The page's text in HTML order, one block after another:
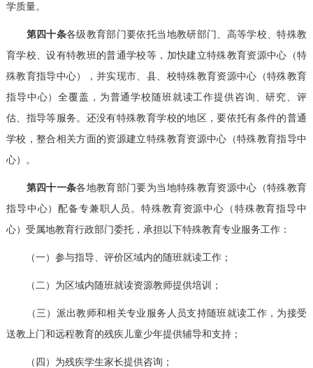
学质量。
第四十条各级教育部门要依托当地教研部门、高等学校、特殊教
育学校、设有特教班的普通学校等，加快建立特殊教育资源中心（特
殊教育指导中心），并实现市、县、校特殊教育资源中心（特殊教育
指导中心）全覆盖，为普通学校随班就读工作提供咨询、研究、评
估、指导等服务。还没有特殊教育学校的地区，要依托有条件的普通
学校，整合相关方面的资源建立特殊教育资源中心（特殊教育指导中
心）。
第四十一条各地教育部门要为当地特殊教育资源中心（特殊教育
指导中心）配备专兼职人员。特殊教育资源中心（特殊教育指导中
心）受属地教育行政部门委托，承担以下特殊教育专业服务工作：
（一）参与指导、评价区域内的随班就读工作；
（二）为区域内随班就读资源教师提供培训；
（三）派出教师和相关专业服务人员支持随班就读工作，为接受
送教上门和远程教育的残疾儿童少年提供辅导和支持；
（四）为残疾学生家长提供咨询；